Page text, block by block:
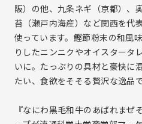
決算短信
有価証券報告書
株主様向け報告書
株式・社債情報
株式事務手続きのご案内
株主還元（配当等）
阪）の他、九条ネギ（京都）、
苔（瀬戸内海産）など関西を代
使っています。鰹節粉末の和風
りしたニンニクやオイスタータ
いに。たっぷりの具材と豪快に
たい、食欲をそそる贅沢な逸品で
『なにわ黒毛和牛のあばれまぜ